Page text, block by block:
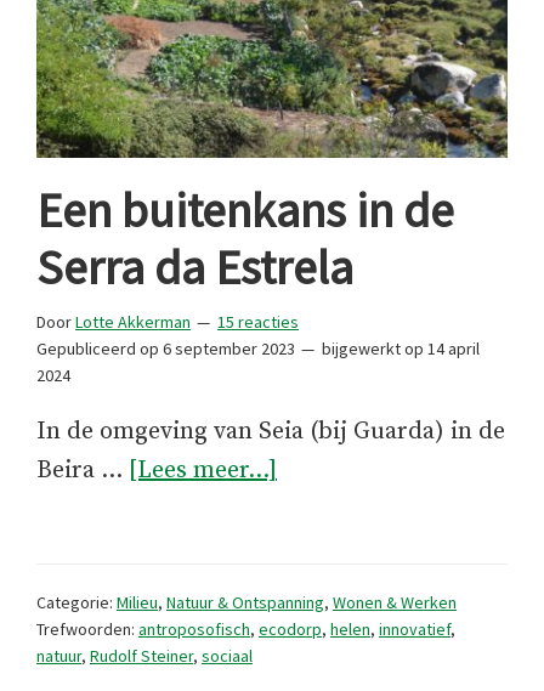
Een buitenkans in de
Serra da Estrela
DoorLotte Akkerman
15 reacties
Gepubliceerd op 6 september 2023 bijgewerkt op 14 april
2024
In de omgeving van Seia (bij Guarda) in de
Beira … [Lees meer...]
Serra
Categorie: Milieu, Natuur & Ontspanning, Wonen & Werken
Trefwoorden: antroposofisch, ecodorp, helen, innovatief,
natuur, Rudolf Steiner, sociaal